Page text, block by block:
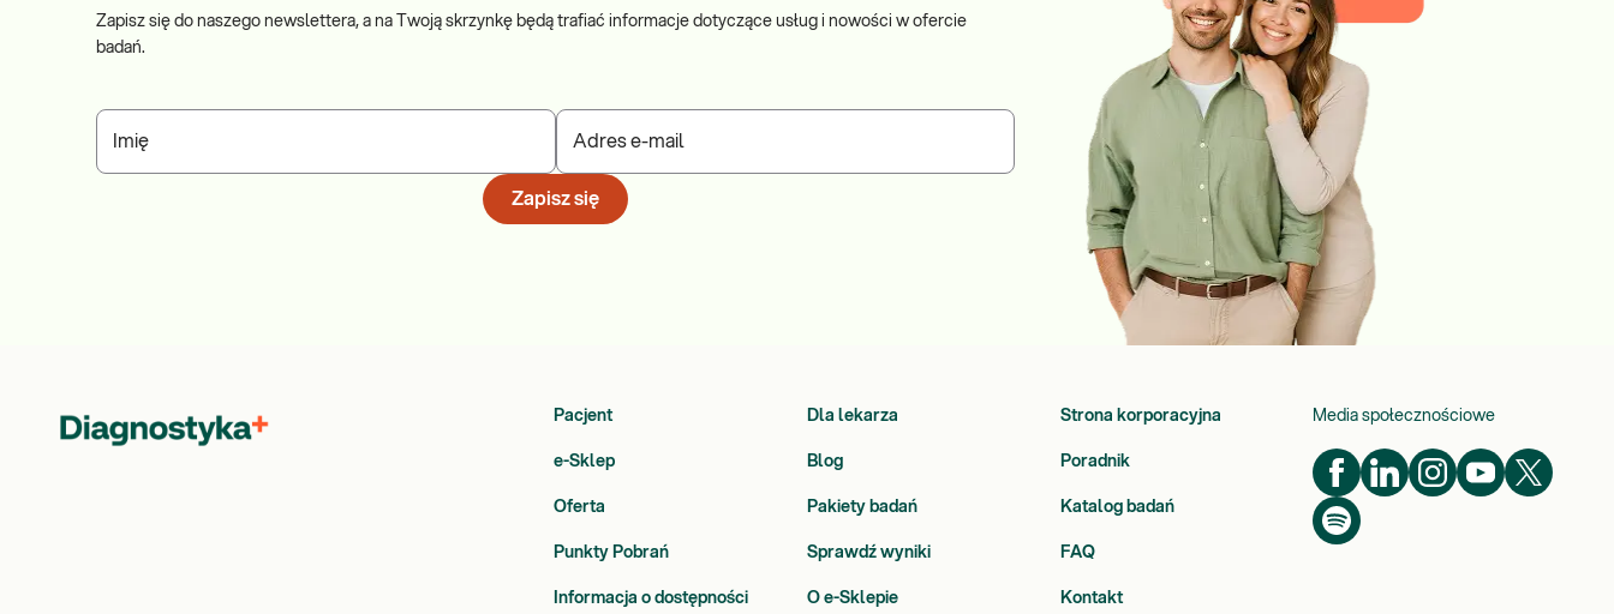
Zapisz się do naszego newslettera, a na Twoją skrzynkę będą trafiać informacje dotyczące usług i nowości w ofercie
badań.
Imię Adres e-mail
Zapisz się
Pacjent Dla lekarza Strona korporacyjna
e-Sklep Blog Poradnik
Oferta Pakiety badań Katalog badań
Punkty Pobrań Sprawdź wyniki FAQ
Informacja o dostępności O e-Sklepie Kontakt
Media społecznościowe